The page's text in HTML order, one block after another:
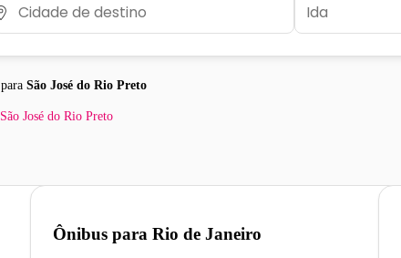
para São José do Rio Preto
São José do Rio Preto
Ônibus paraRio de Janeiro